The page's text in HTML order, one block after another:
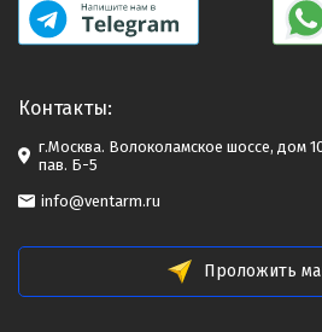
Контакты:
г.Москва. Волоколамское шоссе, дом
пав. Б-5
info@ventarm.ru
Проложить